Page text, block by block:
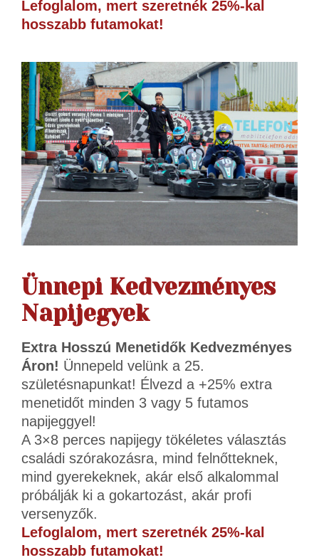
Lefoglalom, mert szeretnék 25%-kal
hosszabb futamokat!
Ünnepi Kedvezményes
Napijegyek
Extra Hosszú Menetidők Kedvezményes
Áron! Ünnepeld velünk a 25.
születésnapunkat! Élvezd a +25% extra
menetidőt minden 3 vagy 5 futamos
napijeggyel!
A 3×8 perces napijegy tökéletes választás
családi szórakozásra, mind felnőtteknek,
mind gyerekeknek, akár első alkalommal
próbálják ki a gokartozást, akár profi
versenyzők.
Lefoglalom, mert szeretnék 25%-kal
hosszabb futamokat!